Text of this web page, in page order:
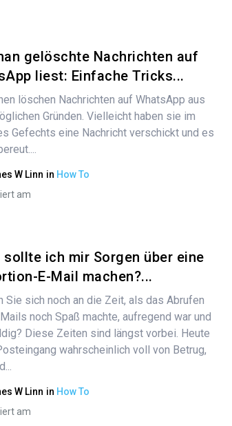
teilen
gelöschte Nachrichten auf
liest: Einfache Tricks...
löschen Nachrichten auf WhatsApp aus
Gründen. Vielleicht haben sie im
Gefechts eine Nachricht verschickt und es
W Linn in How To
am
teilen
sollte ich mir Sorgen über eine
E-Mail machen?...
Sie sich noch an die Zeit, als das Abrufen
noch Spaß machte, aufregend war und
Diese Zeiten sind längst vorbei. Heute
wahrscheinlich voll von Betrug,
W Linn in How To
am